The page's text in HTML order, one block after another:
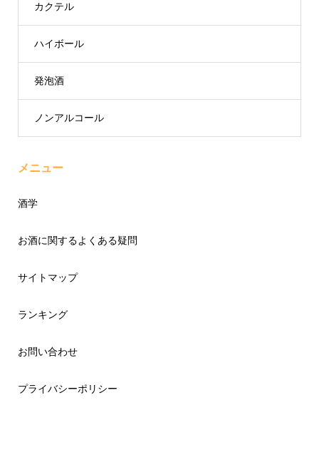
カクテル
ハイボール
発泡酒
ノンアルコール
メニュー
酒学
お酒に関するよくある疑問
サイトマップ
ランキング
お問い合わせ
プライバシーポリシー